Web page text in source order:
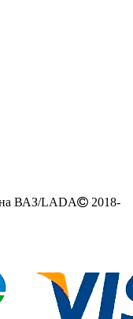
ВАЗ/LADA
2018-